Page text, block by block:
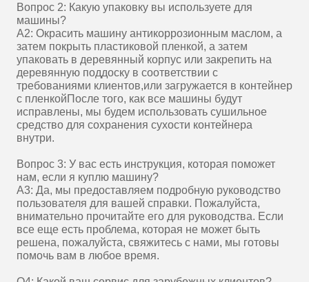
Вопрос 2: Какую упаковку вы используете для
машины?
A2: Окрасить машину антикоррозионным маслом, а
затем покрыть пластиковой пленкой, а затем
упаковать в деревянный корпус или закрепить на
деревянную поддоску в соответствии с
требованиями клиентов,или загружается в контейнер
с пленкойПосле того, как все машины будут
исправлены, мы будем использовать сушильное
средство для сохранения сухости контейнера
внутри.
Вопрос 3: У вас есть инструкция, которая поможет
нам, если я куплю машину?
A3: Да, мы предоставляем подробную руководство
пользователя для вашей справки. Пожалуйста,
внимательно прочитайте его для руководства. Если
все еще есть проблема, которая не может быть
решена, пожалуйста, свяжитесь с нами, мы готовы
помочь вам в любое время.